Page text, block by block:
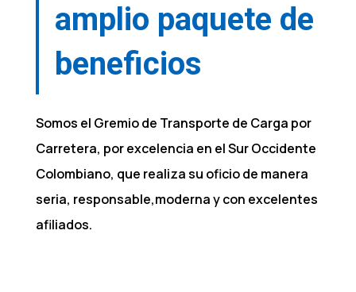
amplio paquete de
beneficios
Somos el Gremio de Transporte de Carga por
Carretera, por excelencia en el Sur Occidente
Colombiano, que realiza su oficio de manera
seria, responsable,moderna y con excelentes
afiliados.